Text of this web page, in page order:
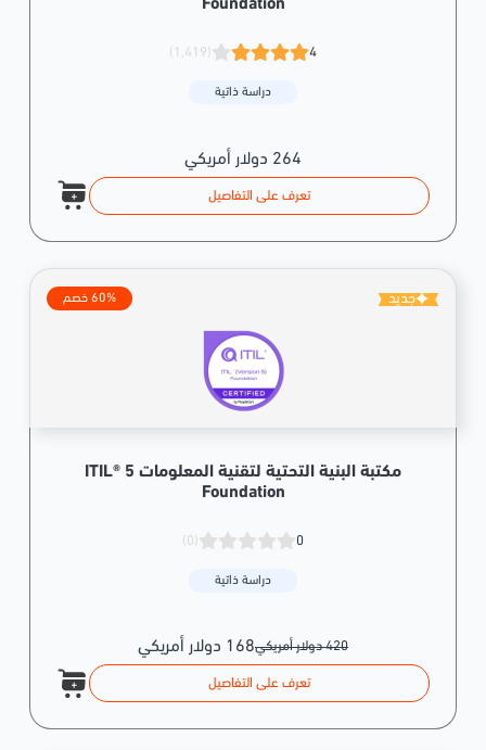
Foundation
4
(1,419)
دراسة ذاتية
264 دولار أمريكي
تعرف على التفاصيل
جديد 60% خصم
مكتبة البنية التحتية لتقنية المعلومات ITIL® 5
Foundation
0
(0)
دراسة ذاتية
420 دولار أمريكي 168 دولار أمريكي
تعرف على التفاصيل